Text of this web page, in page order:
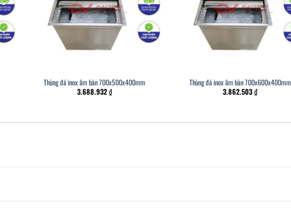
Thùng đá inox âm bàn 700x500x400mm
3.688.932₫
Thùng đá inox âm bàn 700x600x400mm
3.862.503₫